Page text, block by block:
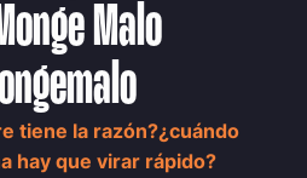
Malo
tiene la razón?¿cuándo
hay que virar rápido?